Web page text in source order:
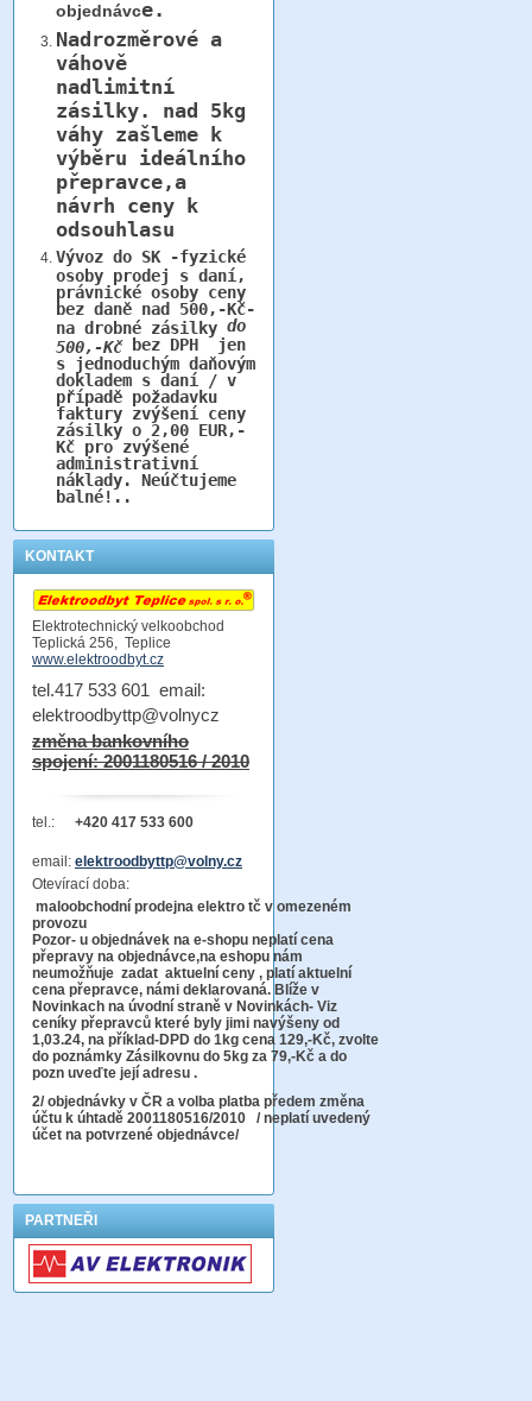
objednávce.
Nadrozměrové a
váhově
nadlimitní
zásilky. nad 5kg
váhy zašleme k
výběru ideálního
přepravce,a
návrh ceny k
odsouhlasu
Vývoz do SK -fyzické
osoby prodej s daní,
právnické osoby ceny
bez daně nad 500,-Kč-
na drobné zásilky do
500,-Kčbez DPH jen
s jednoduchým daňovým
dokladem s daní / v
případě požadavku
faktury zvýšení ceny
zásilky o 2,00 EUR,-
Kč pro zvýšené
administrativní
náklady. Neúčtujeme
balné!..
KONTAKT
Elektrotechnický velkoobchod
Teplická 256, Teplice
www.elektroodbyt.cz
tel.417 533 601 email:
elektroodbyttp@volnycz
změna bankovního
spojení: 2001180516 / 2010
tel.: +420 417 533 600
email: elektroodbyttp@volny.cz
Otevírací doba:
maloobchodní prodejna elektro tč v omezeném
provozu
Pozor- u objednávek na e-shopu neplatí cena
přepravy na objednávce,na eshopu nám
neumožňuje zadat aktuelní ceny , platí aktuelní
cena přepravce, námi deklarovaná. Blíže v
Novinkach na úvodní straně v Novinkách- Viz
ceníky přepravců které byly jimi navýšeny od
1,03.24, na příklad-DPD do 1kg cena 129,-Kč, zvolte
do poznámky Zásilkovnu do 5kg za 79,-Kč a do
pozn uveďte její adresu .
2/ objednávky v ČR a volba platba předem změna
účtu k úhtadě 2001180516/2010 / neplatí uvedený
účet na potvrzené objednávce/
PARTNEŘI